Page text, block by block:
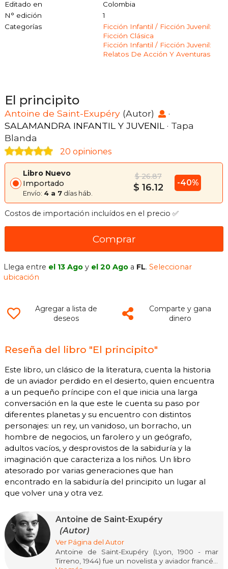
Editado en
Colombia
N° edición
1
Categorías
Ficción Infantil / Ficción Juvenil:
Ficción Clásica
Ficción Infantil / Ficción Juvenil:
Relatos De Acción Y Aventuras
El principito
Antoine de Saint-Exupéry (Autor)
·
SALAMANDRA INFANTIL Y JUVENIL
· Tapa
Blanda
20 opiniones
Libro Nuevo
Importado
Envío: 4 a 7 días háb.
$ 26.87
$ 16.12 -40%
Costos de importación incluídos en el precio ✅
Comprar
Llega entre el 13 Ago y el 20 Ago a FL.Seleccionar
ubicación
Agregar a lista de
deseos
Comparte y gana
dinero
Reseña del libro "El principito"
Este libro, un clásico de la literatura, cuenta la historia
de un aviador perdido en el desierto, quien encuentra
a un pequeño príncipe con el que inicia una larga
conversación en la que este le cuenta su paso por
diferentes planetas y su encuentro con distintos
personajes: un rey, un vanidoso, un borracho, un
hombre de negocios, un farolero y un geógrafo,
adultos vacíos, y desprovistos de la sabiduría y la
imaginación que caracteriza a los niños. Un libro
atesorado por varias generaciones que han
encontrado en la sabiduría del principito un lugar al
que volver una y otra vez.
Antoine de Saint-Exupéry
(Autor)
Ver Página del Autor
Antoine de Saint-Exupéry (Lyon, 1900 - mar
Tirreno, 1944) fue un novelista y aviador francés,